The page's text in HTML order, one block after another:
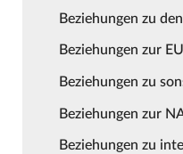
Beziehungen zu
Beziehungen zur EU
Beziehungen zu
Beziehungen zur
Beziehungen zu